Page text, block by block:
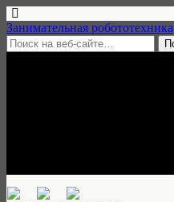
Занимательная робототехника